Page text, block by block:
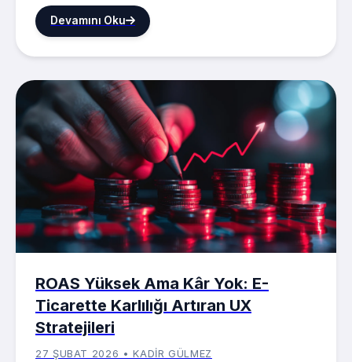
Devamını Oku
ROAS Yüksek Ama Kâr Yok: E-
Ticarette Karlılığı Artıran UX
Stratejileri
27 ŞUBAT 2026 • KADIR GÜLMEZ